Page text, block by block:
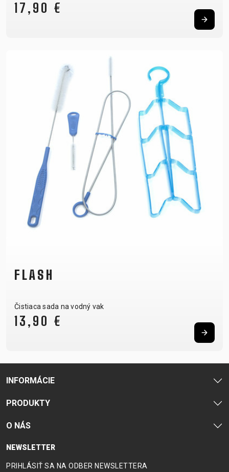
17,90 €
FLASH
Čistiaca sada na vodný vak
13,90 €
INFORMÁCIE
PRODUKTY
O NÁS
NEWSLETTER
PRIHLÁSIŤ SA NA ODBER NEWSLETTERA